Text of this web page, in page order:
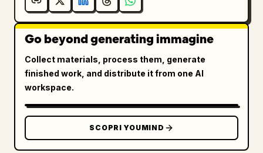
Go beyond generating immagine
Collect materials, process them, generate
finished work, and distribute it from one AI
workspace.
SCOPRI YOUMIND